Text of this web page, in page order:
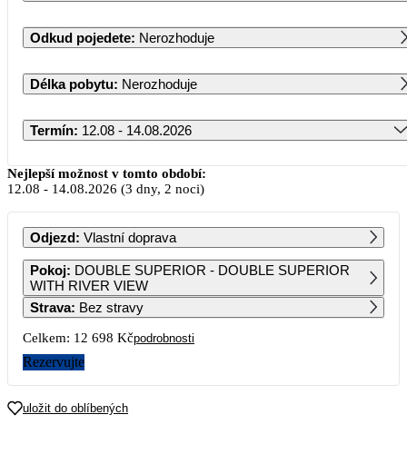
Odkud pojedete: Nerozhoduje
Délka pobytu: Nerozhoduje
Termín: 12.08 - 14.08.2026
Srpen 2026
PO ÚT ST ČT PÁ SO NE
1 2
3 4
10
17
6 569
18
6 679
Nejlepší možnost v tomto období:
12.08 - 14.08.2026 (3 dny, 2 noci)
Odjezd: Vlastní doprava
Pokoj: DOUBLE SUPERIOR - DOUBLE SUPERIOR
WITH RIVER VIEW
Strava: Bez stravy
Celkem: 12 698 Kčpodrobnosti
Rezervujte
uložit do oblíbených